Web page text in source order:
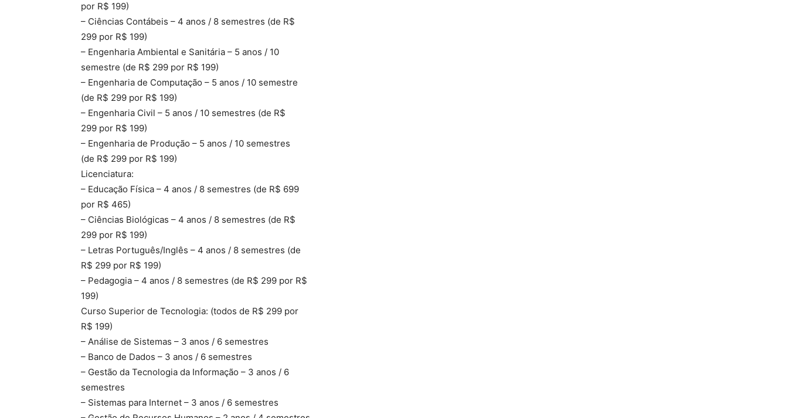
por R$ 199)
– Ciências Contábeis – 4 anos / 8 semestres (de R$
299 por R$ 199)
– Engenharia Ambiental e Sanitária – 5 anos / 10
semestre (de R$ 299 por R$ 199)
– Engenharia de Computação – 5 anos / 10 semestre
(de R$ 299 por R$ 199)
– Engenharia Civil – 5 anos / 10 semestres (de R$
299 por R$ 199)
– Engenharia de Produção – 5 anos / 10 semestres
(de R$ 299 por R$ 199)
Licenciatura:
– Educação Física – 4 anos / 8 semestres (de R$ 699
por R$ 465)
– Ciências Biológicas – 4 anos / 8 semestres (de R$
299 por R$ 199)
– Letras Português/Inglês – 4 anos / 8 semestres (de
R$ 299 por R$ 199)
– Pedagogia – 4 anos / 8 semestres (de R$ 299 por R$
199)
Curso Superior de Tecnologia: (todos de R$ 299 por
R$ 199)
– Análise de Sistemas – 3 anos / 6 semestres
– Banco de Dados – 3 anos / 6 semestres
– Gestão da Tecnologia da Informação – 3 anos / 6
semestres
– Sistemas para Internet – 3 anos / 6 semestres